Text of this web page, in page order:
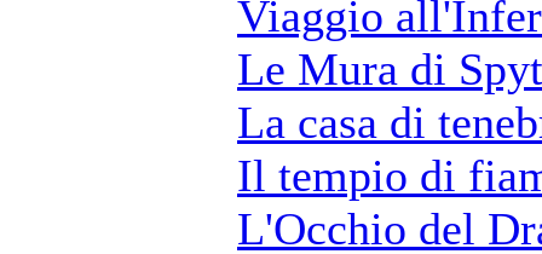
Viaggio
Le Mura di
La casa di
Il tempio di
L'Occhio del